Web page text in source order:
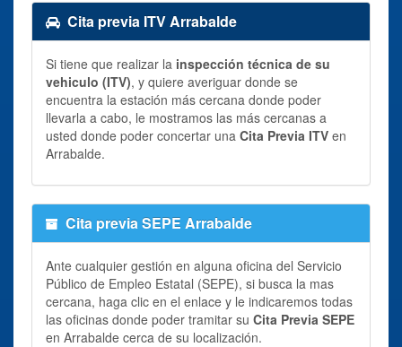
Cita previa ITV Arrabalde
Si tiene que realizar la inspección técnica de su
vehiculo (ITV), y quiere averiguar donde se
encuentra la estación más cercana donde poder
llevarla a cabo, le mostramos las más cercanas a
usted donde poder concertar una Cita Previa ITV en
Arrabalde.
Cita previa SEPE Arrabalde
Ante cualquier gestión en alguna oficina del Servicio
Público de Empleo Estatal (SEPE), si busca la mas
cercana, haga clic en el enlace y le indicaremos todas
las oficinas donde poder tramitar su Cita Previa SEPE
en Arrabalde cerca de su localización.